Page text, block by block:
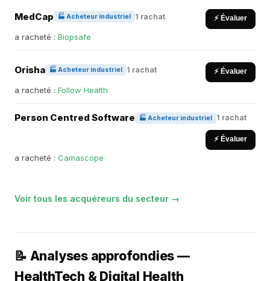
MedCap 🏭 Acheteur industriel 1 rachat ⚡ Évaluer
a racheté : Biopsafe
Orisha 🏭 Acheteur industriel 1 rachat ⚡ Évaluer
a racheté : Follow Health
Person Centred Software 🏭 Acheteur industriel 1 rachat
⚡ Évaluer
a racheté : Camascope
Voir tous les acquéreurs du secteur →
📝 Analyses approfondies —
HealthTech & Digital Health